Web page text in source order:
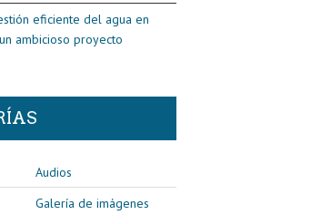
eficiente del agua en
ambicioso proyecto
Audios
Galería de imágenes